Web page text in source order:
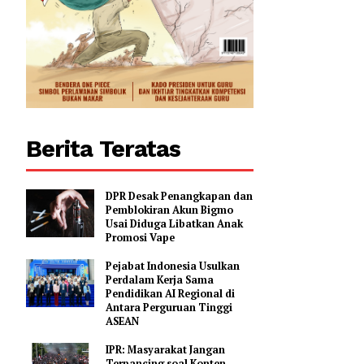
Berita Teratas
DPR Desak Penangkapan dan
Pemblokiran Akun Bigmo
Usai Diduga Libatkan Anak
Promosi Vape
Perdalam Kerja Sama